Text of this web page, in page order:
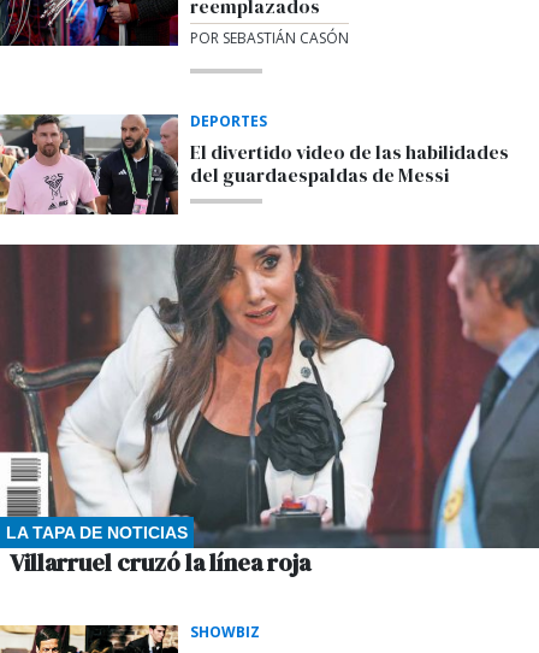
reemplazados
POR SEBASTIÁN CASÓN
DEPORTES
El divertido video de las habilidades
del guardaespaldas de Messi
LA TAPA DE NOTICIAS
Villarruel cruzó la línea roja
SHOWBIZ